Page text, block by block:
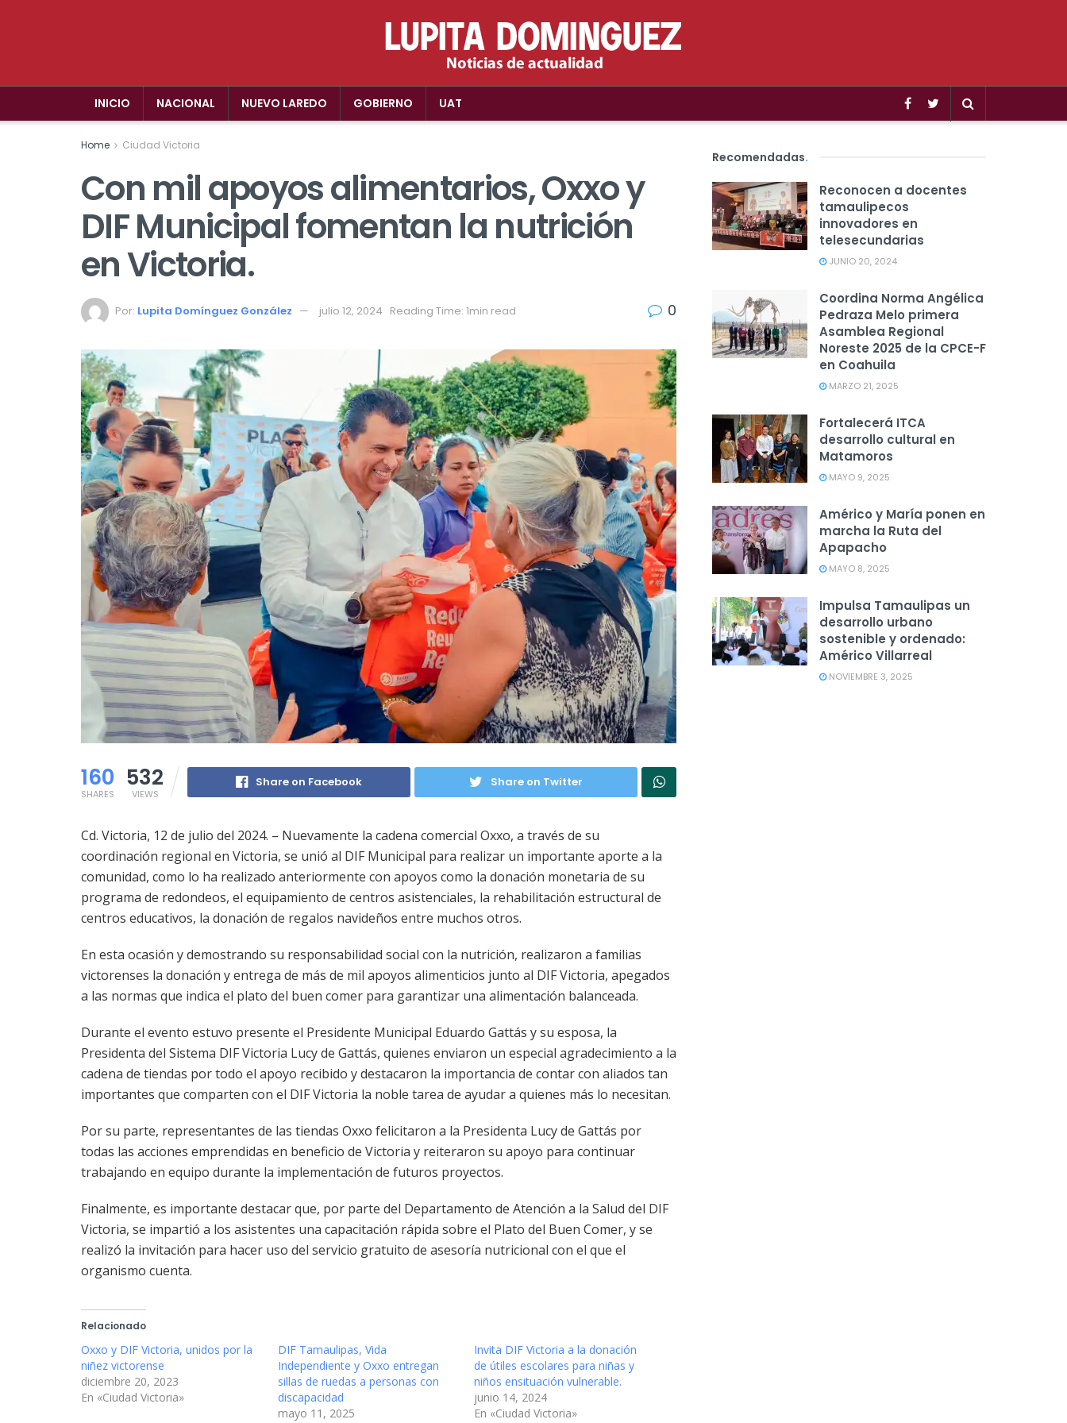
INICIO NACIONAL NUEVO LAREDO GOBIERNO UAT
Home Ciudad Victoria
Con mil apoyos alimentarios, Oxxo y
DIF Municipal fomentan la nutrición
en Victoria.
Por: Lupita Domínguez González julio 12, 2024 Reading Time: 1min read 0
160
SHARES
532
VIEWS
Share on Facebook Share on Twitter
Cd. Victoria, 12 de julio del 2024. – Nuevamente la cadena comercial Oxxo, a través de su
coordinación regional en Victoria, se unió al DIF Municipal para realizar un importante aporte a la
comunidad, como lo ha realizado anteriormente con apoyos como la donación monetaria de su
programa de redondeos, el equipamiento de centros asistenciales, la rehabilitación estructural de
centros educativos, la donación de regalos navideños entre muchos otros.
En esta ocasión y demostrando su responsabilidad social con la nutrición, realizaron a familias
victorenses la donación y entrega de más de mil apoyos alimenticios junto al DIF Victoria, apegados
a las normas que indica el plato del buen comer para garantizar una alimentación balanceada.
Durante el evento estuvo presente el Presidente Municipal Eduardo Gattás y su esposa, la
Presidenta del Sistema DIF Victoria Lucy de Gattás, quienes enviaron un especial agradecimiento a la
cadena de tiendas por todo el apoyo recibido y destacaron la importancia de contar con aliados tan
importantes que comparten con el DIF Victoria la noble tarea de ayudar a quienes más lo necesitan.
Por su parte, representantes de las tiendas Oxxo felicitaron a la Presidenta Lucy de Gattás por
todas las acciones emprendidas en beneficio de Victoria y reiteraron su apoyo para continuar
trabajando en equipo durante la implementación de futuros proyectos.
Finalmente, es importante destacar que, por parte del Departamento de Atención a la Salud del DIF
Victoria, se impartió a los asistentes una capacitación rápida sobre el Plato del Buen Comer, y se
realizó la invitación para hacer uso del servicio gratuito de asesoría nutricional con el que el
organismo cuenta.
Relacionado
Oxxo y DIF Victoria, unidos por la
niñez victorense
diciembre 20, 2023
En «Ciudad Victoria»
DIF Tamaulipas, Vida
Independiente y Oxxo entregan
sillas de ruedas a personas con
discapacidad
mayo 11, 2025
Invita DIF Victoria a la donación
de útiles escolares para niñas y
niños ensituación vulnerable.
junio 14, 2024
En «Ciudad Victoria»
Recomendadas.
Reconocen a docentes
tamaulipecos
innovadores en
telesecundarias
JUNIO 20, 2024
Coordina Norma Angélica
Pedraza Melo primera
Asamblea Regional
Noreste 2025 de la CPCE-F
en Coahuila
MARZO 21, 2025
Fortalecerá ITCA
desarrollo cultural en
Matamoros
MAYO 9, 2025
Américo y María ponen en
marcha la Ruta del
Apapacho
MAYO 8, 2025
Impulsa Tamaulipas un
desarrollo urbano
sostenible y ordenado:
Américo Villarreal
NOVIEMBRE 3, 2025